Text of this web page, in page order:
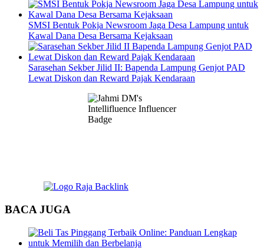
SMSI Bentuk Pokja Newsroom Jaga Desa Lampung untuk
Kawal Dana Desa Bersama Kejaksaan
Sarasehan Sekber Jilid II: Bapenda Lampung Genjot PAD
Lewat Diskon dan Reward Pajak Kendaraan
BACA JUGA